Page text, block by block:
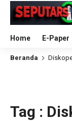
Home E-Paper
Beranda
Tag :